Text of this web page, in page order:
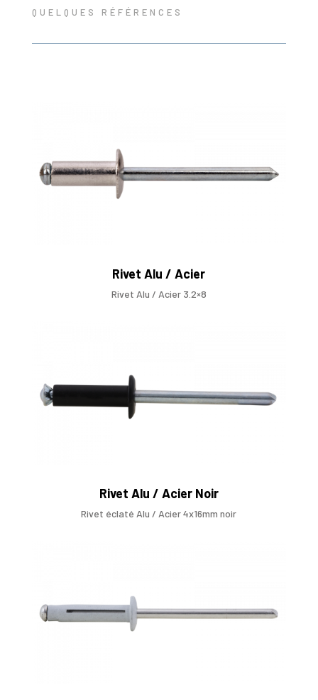
QUELQUES RÉFÉRENCES
Rivet Alu / Acier
Rivet Alu / Acier 3.2×8
Rivet Alu / Acier Noir
Rivet éclaté Alu / Acier 4x16mm noir